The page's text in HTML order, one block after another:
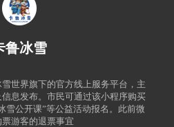
鲁冰雪
世界旗下的官方线上服务平台，主
息发布。市民可通过该小程序购买
雪公开课”等公益活动报名。此前微
游客的退票事宜